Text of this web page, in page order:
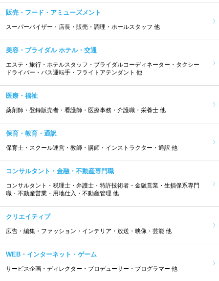
販売・フード・アミューズメント
スーパーバイザー・店長・販売・調理・ホールスタッフ 他
美容・ブライダル ホテル・交通
エステ・旅行・ホテルスタッフ・ブライダルコーディネーター・タクシー
ドライバー・バス運転手・フライトアテンダント 他
医療・福祉
薬剤師・登録販売者・看護師・医療事務・介護職・栄養士 他
保育・教育・通訳
保育士・スクール運営・教師・講師・インストラクター・通訳 他
コンサルタント・金融・不動産専門職
コンサルタント・税理士・弁護士・特許技術者・金融営業・生損保系専門
職・不動産営業・用地仕入・不動産管理 他
クリエイティブ
広告・編集・ファッション・インテリア・放送・映像・芸能 他
WEB・インターネット・ゲーム
サービス企画・ディレクター・プロデューサー・プログラマー 他